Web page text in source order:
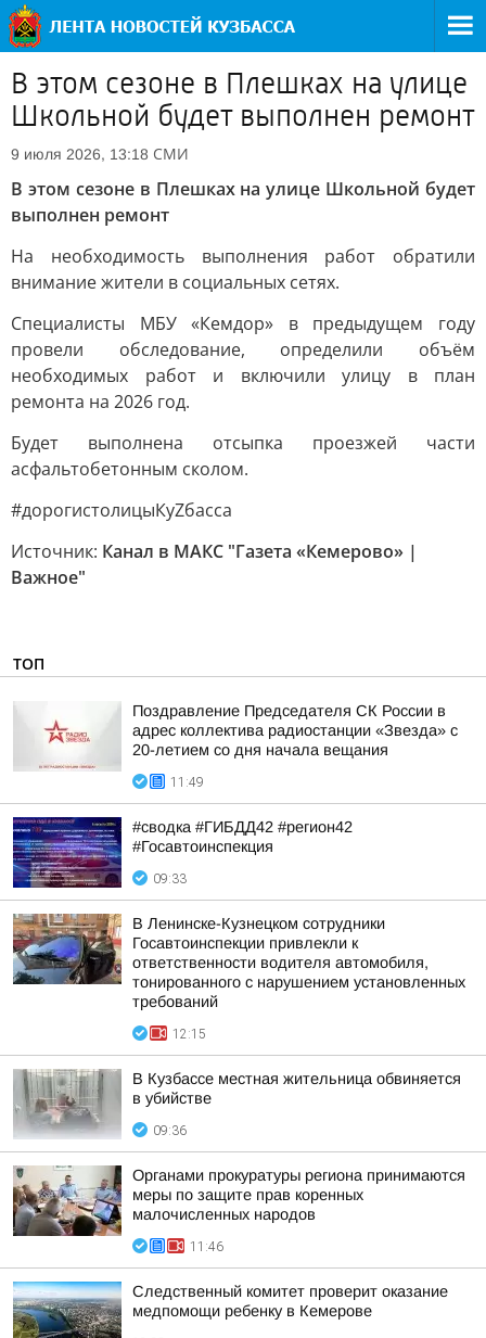
В этом сезоне в Плешках на улице
Школьной будет выполнен ремонт
9 июля 2026, 13:18 СМИ
В этом сезоне в Плешках на улице Школьной будет
выполнен ремонт
На необходимость выполнения работ обратили
внимание жители в социальных сетях.
Специалисты МБУ «Кемдор» в предыдущем году
провели обследование, определили объём
необходимых работ и включили улицу в план
ремонта на 2026 год.
Будет выполнена отсыпка проезжей части
асфальтобетонным сколом.
#дорогистолицыКуZбасса
Источник: Канал в МАКС "Газета «Кемерово» |
Важное"
ТОП
Поздравление Председателя СК России в
адрес коллектива радиостанции «Звезда» с
20-летием со дня начала вещания
11:49
#сводка #ГИБДД42 #регион42
#Госавтоинспекция
09:33
В Ленинске-Кузнецком сотрудники
Госавтоинспекции привлекли к
ответственности водителя автомобиля,
тонированного с нарушением установленных
требований
12:15
В Кузбассе местная жительница обвиняется
в убийстве
09:36
Органами прокуратуры региона принимаются
меры по защите прав коренных
малочисленных народов
11:46
Следственный комитет проверит оказание
медпомощи ребенку в Кемерове